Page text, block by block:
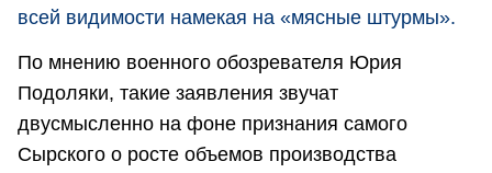
всей видимости намекая на «мясные штурмы».
По мнению военного обозревателя Юрия
Подоляки, такие заявления звучат
двусмысленно на фоне признания самого
Сырского о росте объемов производства